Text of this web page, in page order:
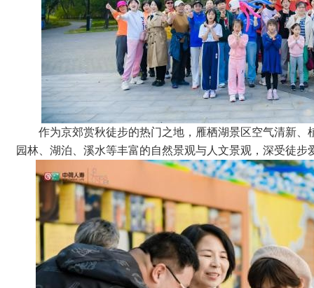
作为京郊赏秋徒步的热门之地，雁栖湖景区空气清新
园林、湖泊、溪水等丰富的自然景观与人文景观，深受徒步